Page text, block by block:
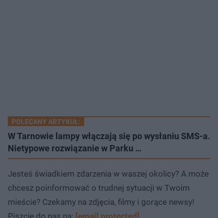
POLECANY ARTYKUŁ:
W Tarnowie lampy włączają się po wysłaniu SMS-a.
Nietypowe rozwiązanie w Parku …
Jesteś świadkiem zdarzenia w waszej okolicy? A może
chcesz poinformować o trudnej sytuacji w Twoim
mieście? Czekamy na zdjęcia, filmy i gorące newsy!
Piszcie do nas na: [email protected]